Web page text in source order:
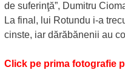
de suferinţă”, Dumitru
La final, lui Rotundu i-a
cinste, iar dărăbănenii au
Click pe prima fotografie